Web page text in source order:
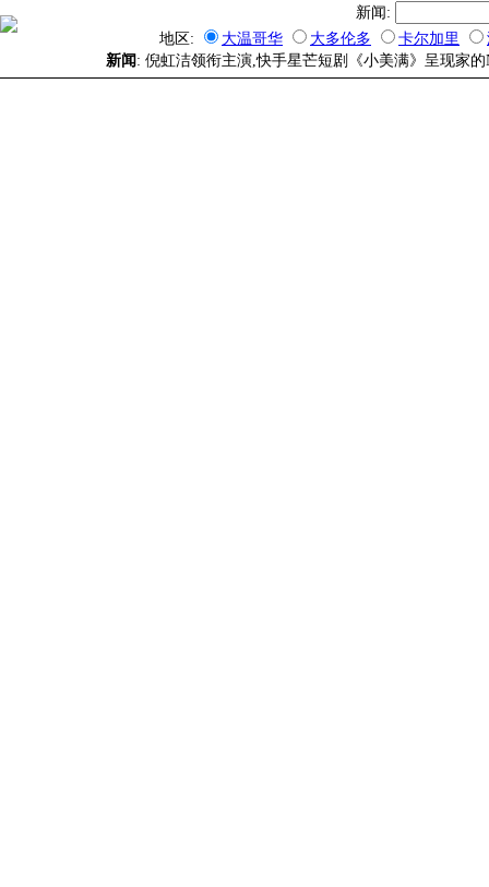
新闻:
地区:
大温哥华 大多伦多 卡尔加里
新闻 : 倪虹洁领衔主演,快手星芒短剧《小美满》呈现家